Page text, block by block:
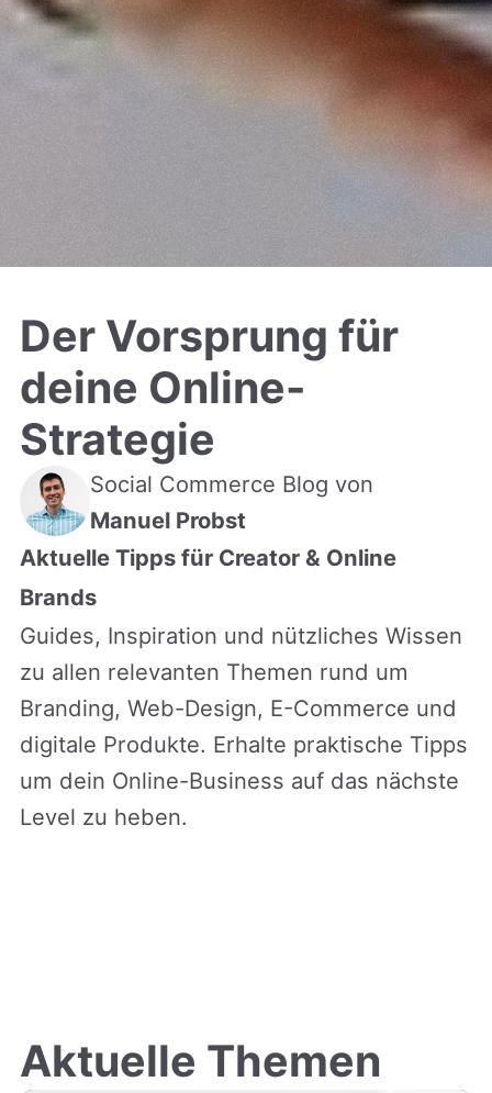
Der Vorsprung für
deine Online-
Strategie
Social Commerce Blog von
Manuel Probst
Aktuelle Tipps für Creator & Online
Brands
Guides, Inspiration und nützliches Wissen
zu allen relevanten Themen rund um
Branding, Web-Design, E-Commerce und
digitale Produkte. Erhalte praktische Tipps
um dein Online-Business auf das nächste
Level zu heben.
Aktuelle Themen